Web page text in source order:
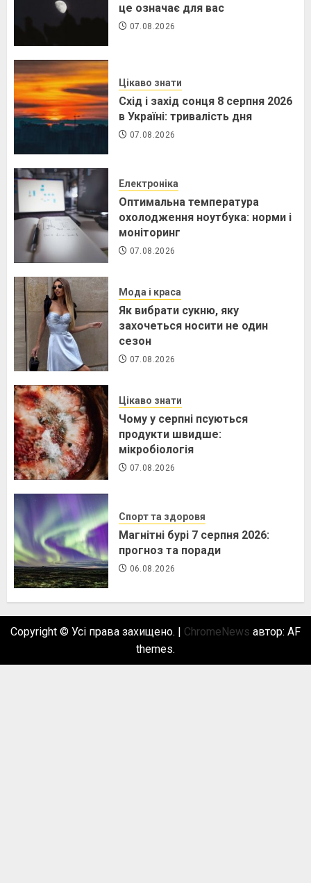
це означає для вас
07.08.2026
Цікаво знати
Схід і захід сонця 8 серпня 2026
в Україні: тривалість дня
07.08.2026
Електроніка
Оптимальна температура
охолодження ноутбука: норми і
моніторинг
07.08.2026
Мода і краса
Як вибрати сукню, яку
захочеться носити не один
сезон
07.08.2026
Цікаво знати
Чому у серпні псуються
продукти швидше:
мікробіологія
07.08.2026
Спорт та здоровя
Магнітні бурі 7 серпня 2026:
прогноз та поради
06.08.2026
Copyright © Усі права захищено. ChromeNews автор: AF
themes.